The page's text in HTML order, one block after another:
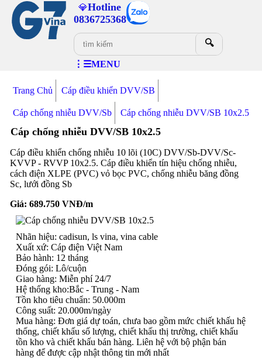
💎Hotline
0836725368
🔍
⋮☰MENU
Trang Chủ Cáp điều khiển DVV/SB
Cáp chống nhiễu DVV/Sb Cáp chống nhiễu DVV/SB 10x2.5
Cáp chống nhiễu DVV/SB 10x2.5
Cáp điều khiển chống nhiễu 10 lõi (10C) DVV/Sb-DVV/Sc-
KVVP - RVVP 10x2.5. Cáp điều khiển tín hiệu chống nhiễu,
cách điện XLPE (PVC) vỏ bọc PVC, chống nhiễu băng đồng
Sc, lưới đồng Sb
Giá: 689.750VNĐ/m
Nhãn hiệu: cadisun, ls vina, vina cable
Xuất xứ: Cáp điện Việt Nam
Bảo hành: 12 tháng
Đóng gói: Lô/cuộn
Giao hàng: Miễn phí 24/7
Hệ thống kho:Bắc - Trung - Nam
Tồn kho tiêu chuẩn: 50.000m
Công suất: 20.000m/ngày
Mua hàng: Đơn giá dự toán, chưa bao gồm mức chiết khấu hệ
thống, chiết khấu số lượng, chiết khấu thị trường, chiết khấu
tồn kho và chiết khấu bán hàng. Liên hệ với bộ phận bán
hàng để được cập nhật thông tin mới nhất